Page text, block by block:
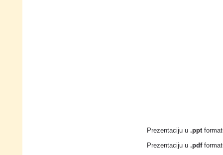
Prezentaciju u .ppt
Prezentaciju u .pdf